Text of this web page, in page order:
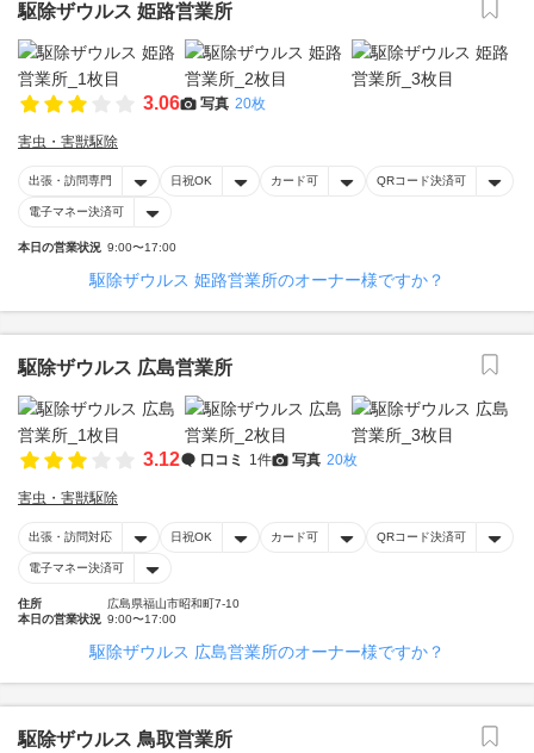
駆除ザウルス 姫路営業所
3.06 写真 20枚
害虫・害獣駆除
出張・訪問専門 日祝OK カード可 QRコード決済可
電子マネー決済可
本日の営業状況 9:00〜17:00
駆除ザウルス 姫路営業所のオーナー様ですか？
駆除ザウルス 広島営業所
3.12 口コミ 1件 写真 20枚
害虫・害獣駆除
出張・訪問対応 日祝OK カード可 QRコード決済可
電子マネー決済可
住所
広島県福山市昭和町7-10
本日の営業状況 9:00〜17:00
駆除ザウルス 広島営業所のオーナー様ですか？
駆除ザウルス 鳥取営業所